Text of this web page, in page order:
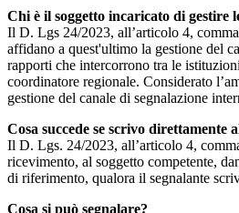
Chi è il soggetto incaricato di gestire
Il D. Lgs 24/2023, all’articolo 4,
affidano a quest'ultimo la gestione del
rapporti che intercorrono tra le
coordinatore regionale. Considerato
gestione del canale di segnalazione
Cosa succede se scrivo direttamente
Il D. Lgs. 24/2023, all’articolo 4,
ricevimento, al soggetto competente,
di riferimento, qualora il segnalante
Cosa si può segnalare?